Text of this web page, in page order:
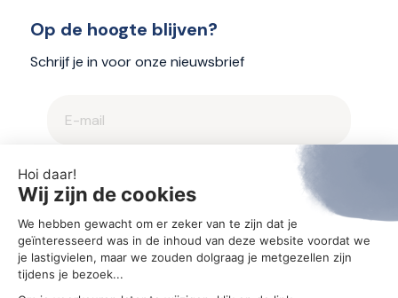
Op de hoogte blijven?
Schrijf je in voor onze nieuwsbrief